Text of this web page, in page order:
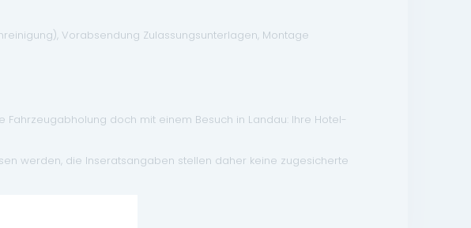
Vorabsendung Zulassungsunterlagen, Montage
Fahrzeugabholung doch mit einem Besuch in Landau: Ihre Hotel-
werden, die Inseratsangaben stellen daher keine zugesicherte